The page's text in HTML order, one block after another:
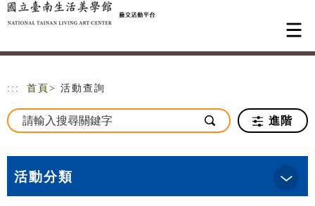
跳到主要內容
網站導覽
::: 首頁 > 活動查詢
進階
活動分類